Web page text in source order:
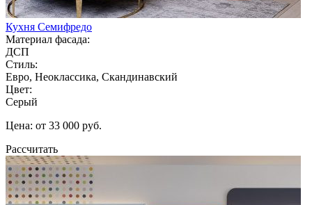
Кухня Семифредо
Материал фасада:
ДСП
Стиль:
Евро, Неоклассика, Скандинавский
Цвет:
Серый
Цена: от 33 000 руб.
Рассчитать